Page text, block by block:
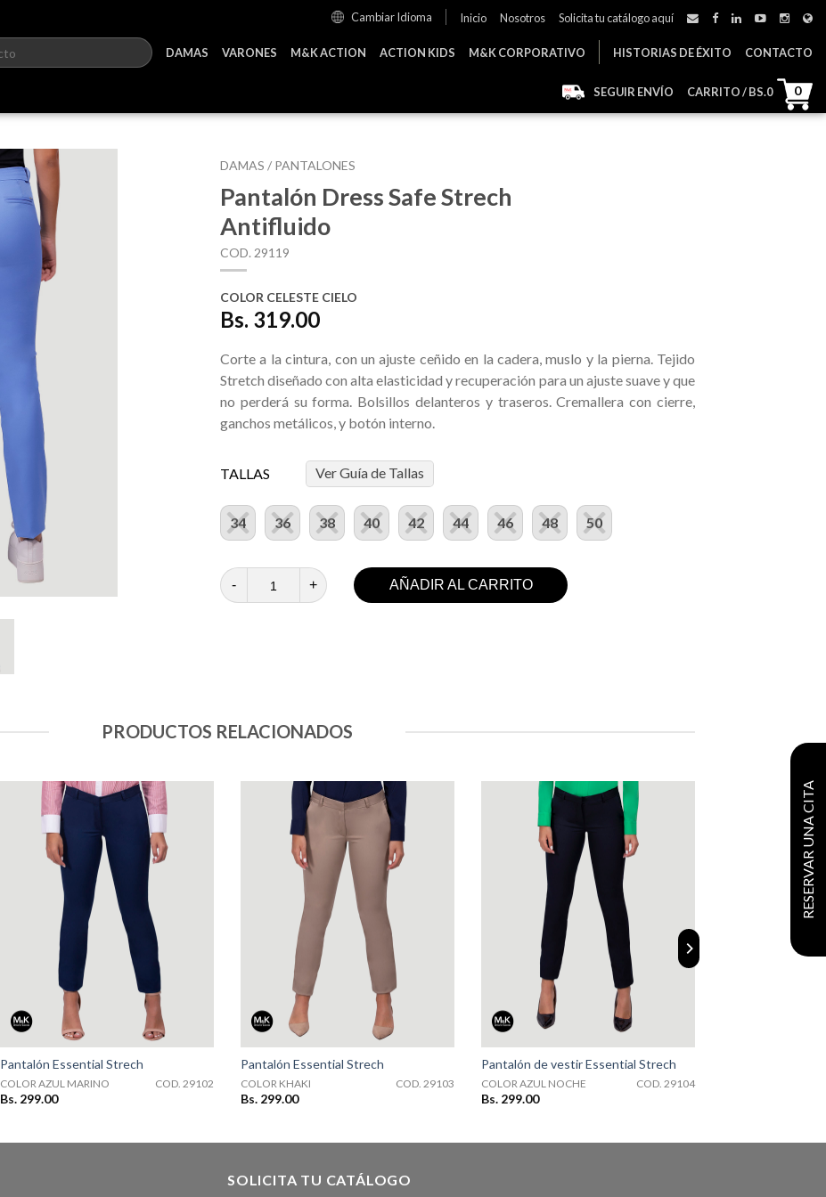
Cambiar Idioma Inicio Nosotros Solicita tu catálogo aquí
DAMAS VARONES M&K ACTION ACTION KIDS M&K CORPORATIVO HISTORIAS DE ÉXITO CONTACTO
SEGUIR ENVÍO CARRITO / BS.0 0
DAMAS / PANTALONES
Pantalón Dress Safe Strech
Antifluido
COD. 29119
COLOR CELESTE CIELO
Bs. 319.00
Corte a la cintura, con un ajuste ceñido en la cadera, muslo y la pierna. Tejido
Stretch diseñado con alta elasticidad y recuperación para un ajuste suave y que
no perderá su forma. Bolsillos delanteros y traseros. Cremallera con cierre,
ganchos metálicos, y botón interno.
TALLAS Ver Guía de Tallas
34 36 38 40 42 44 46 48 50
- + AÑADIR AL CARRITO
PRODUCTOS RELACIONADOS
COD. 29102
Pantalón Essential Strech
COD. 29102
COLOR AZUL MARINO
Bs. 299.00
COD. 29103
Pantalón Essential Strech
COD. 29103
COLOR KHAKI
Bs. 299.00
COD. 29104
Pantalón de vestir Essential Strech
COD. 29104
COLOR AZUL NOCHE
Bs. 299.00
RESERVAR UNA CITA
SOLICITA TU CATÁLOGO